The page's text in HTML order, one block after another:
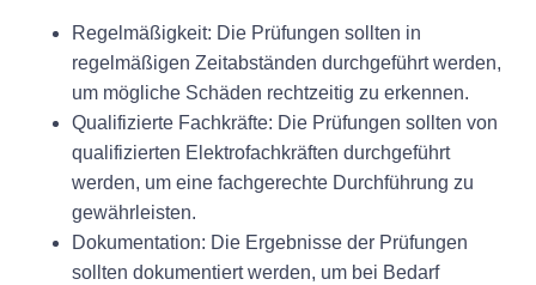
Regelmäßigkeit: Die Prüfungen sollten in
regelmäßigen Zeitabständen durchgeführt werden,
um mögliche Schäden rechtzeitig zu erkennen.
Qualifizierte Fachkräfte: Die Prüfungen sollten von
qualifizierten Elektrofachkräften durchgeführt
werden, um eine fachgerechte Durchführung zu
gewährleisten.
Dokumentation: Die Ergebnisse der Prüfungen
sollten dokumentiert werden, um bei Bedarf